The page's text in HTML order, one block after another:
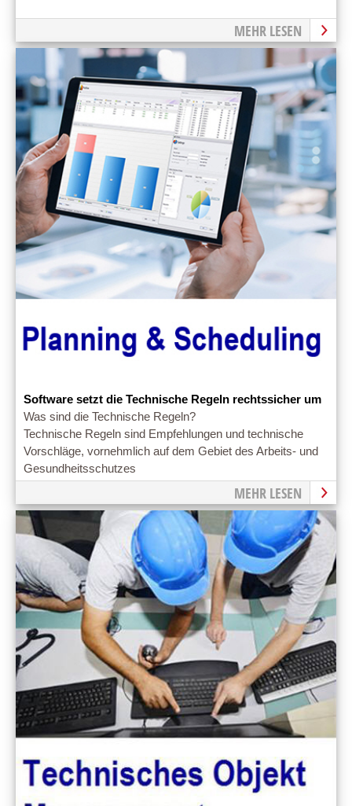
MEHR LESEN
Software setzt die Technische Regeln rechtssicher um
Was sind die Technische Regeln?
Technische Regeln sind Empfehlungen und technische
Vorschläge, vornehmlich auf dem Gebiet des Arbeits- und
Gesundheitsschutzes
MEHR LESEN